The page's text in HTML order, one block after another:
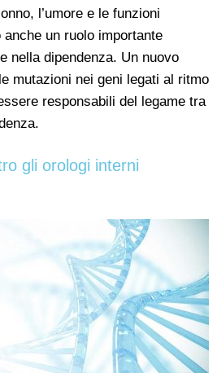
l’umore e le funzioni
un ruolo importante
nella dipendenza. Un nuovo
mutazioni nei geni legati al ritmo
responsabili del legame tra
gli orologi interni